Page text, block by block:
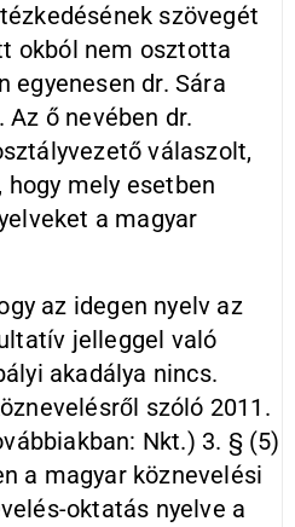
szövegét
okból nem osztotta
egyenesen dr. Sára
ő nevében dr.
válaszolt,
mely esetben
a magyar
az idegen nyelv az
jelleggel való
akadálya nincs.
szóló 2011.
Nkt.) 3. § (5)
a magyar köznevelési
oktatás nyelve a